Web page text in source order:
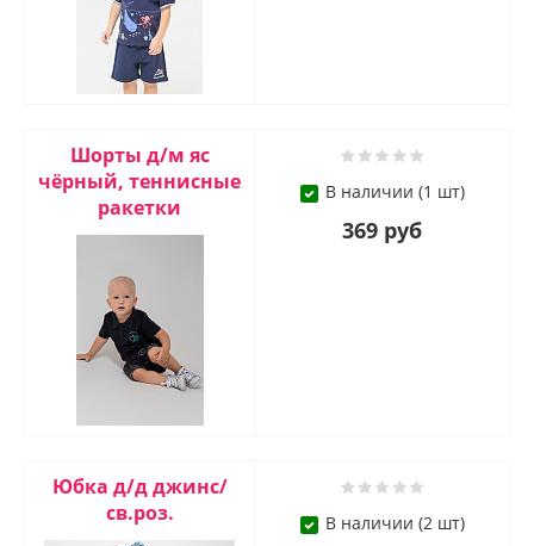
Шорты д/м яс
чёрный, теннисные
ракетки
В наличии (1 шт)
369 руб
Юбка д/д джинс/
св.роз.
В наличии (2 шт)